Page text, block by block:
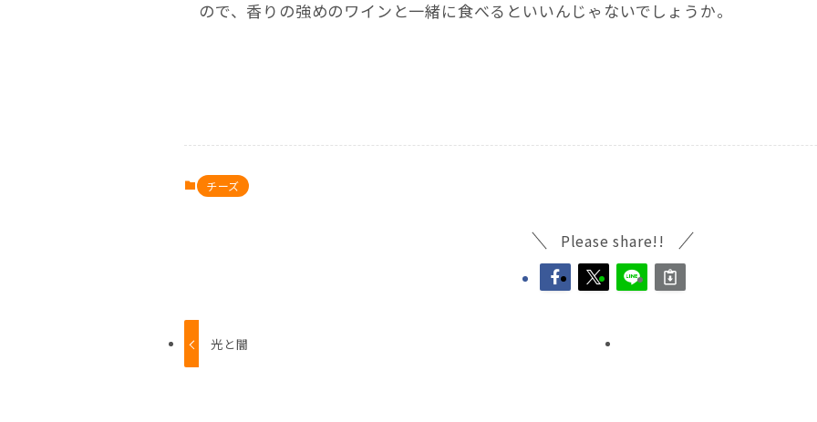
ので、香りの強めのワインと一緒に食べるといいんじゃないでしょうか。
チーズ
Please share!!
光と闇